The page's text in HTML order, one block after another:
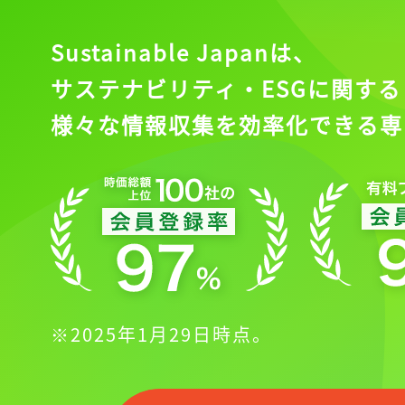
Sustainable Japanは、
サステナビリティ・ESGに関する
様々な情報収集を効率化できる
※2025年1月29日時点。